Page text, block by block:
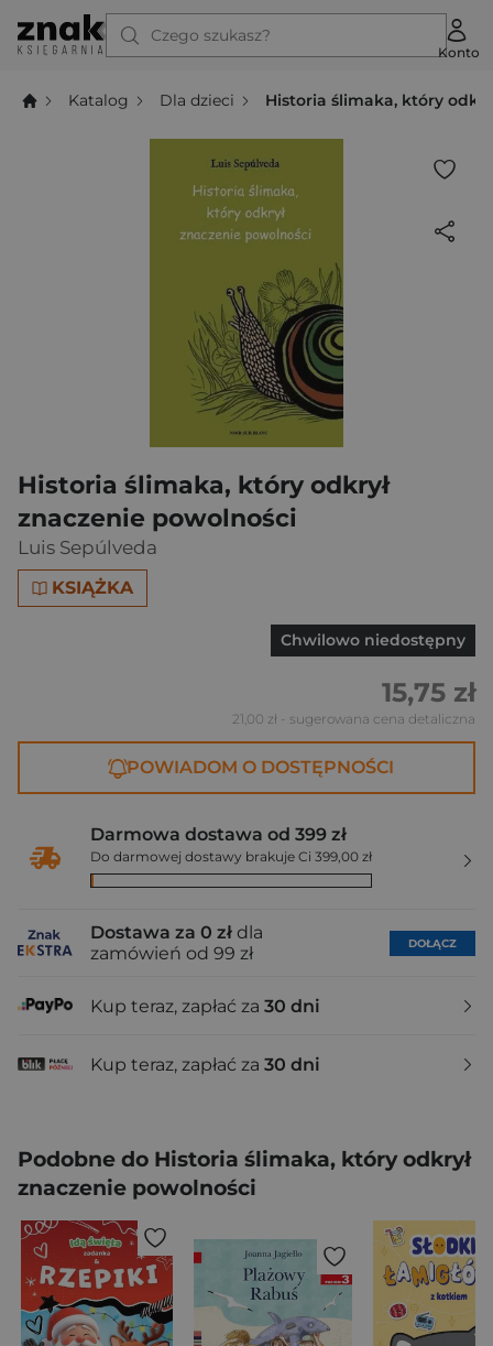
Czego szukasz?
Konto
Katalog Dla dzieci Historia ślimaka, który
Historia ślimaka, który odkrył
znaczenie powolności
Luis Sepúlveda
KSIĄŻKA
Chwilowo niedostępny
15,75 zł
21,00 zł - sugerowana cena detaliczna
POWIADOM O DOSTĘPNOŚCI
Darmowa dostawa od 399 zł
Do darmowej dostawy brakuje Ci 399,00 zł
Dostawa za 0 zł dla
zamówień od 99 zł
DOŁĄCZ
Kup teraz, zapłać za 30 dni
Kup teraz, zapłać za 30 dni
Podobne do Historia ślimaka, który odkrył
znaczenie powolności